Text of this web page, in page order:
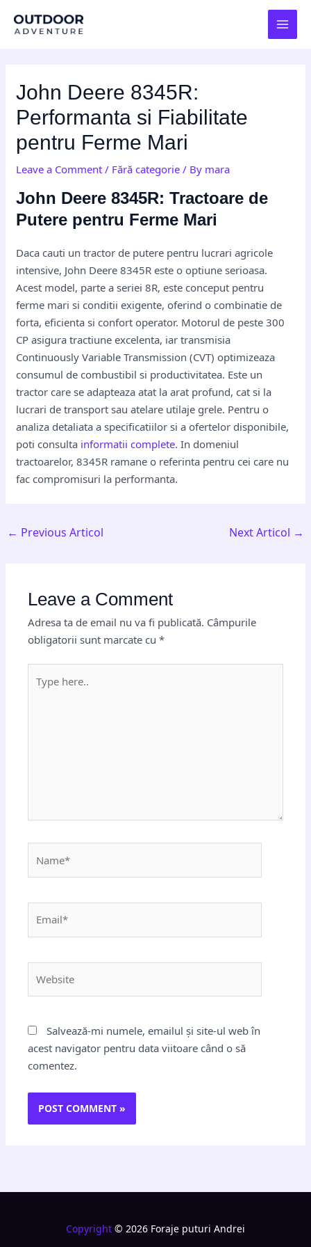
John Deere 8345R:
Performanta si Fiabilitate
pentru Ferme Mari
Leave a Comment / Fără categorie / By mara
John Deere 8345R: Tractoare de
Putere pentru Ferme Mari
Daca cauti un tractor de putere pentru lucrari agricole
intensive, John Deere 8345R este o optiune serioasa.
Acest model, parte a seriei 8R, este conceput pentru
ferme mari si conditii exigente, oferind o combinatie de
forta, eficienta si confort operator. Motorul de peste 300
CP asigura tractiune excelenta, iar transmisia
Continuously Variable Transmission (CVT) optimizeaza
consumul de combustibil si productivitatea. Este un
tractor care se adapteaza atat la arat profund, cat si la
lucrari de transport sau atelare utilaje grele. Pentru o
analiza detaliata a specificatiilor si a ofertelor disponibile,
poti consulta informatii complete. In domeniul
tractoarelor, 8345R ramane o referinta pentru cei care nu
fac compromisuri la performanta.
navigation
← Previous Articol Next Articol →
Leave a Comment
Adresa ta de email nu va fi publicată. Câmpurile
obligatorii sunt marcate cu*
here..
Salvează-mi numele, emailul și site-ul web în
acest navigator pentru data viitoare când o să
comentez.
Copyright © 2026 Foraje puturi Andrei